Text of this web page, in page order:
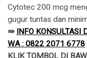
Cytotec 200 mcg
gugur tuntas dan
⇛ INFO
WA : 0822 2071 6778
KLIK TOMBOL DI